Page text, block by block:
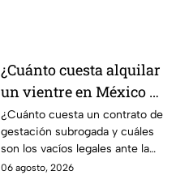
¿Cuánto cuesta alquilar
un vientre en México y
en qué estados se
permite la gestación
subrogada?
¿Cuánto cuesta un contrato de
gestación subrogada y cuáles
son los vacíos legales ante la
falta de una ley federal que
06 agosto, 2026